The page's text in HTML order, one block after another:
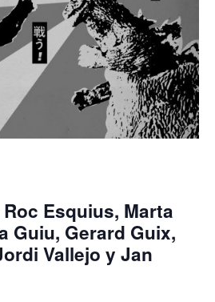
Esquius, Marta
Guiu, Gerard Guix,
Vallejo y Jan